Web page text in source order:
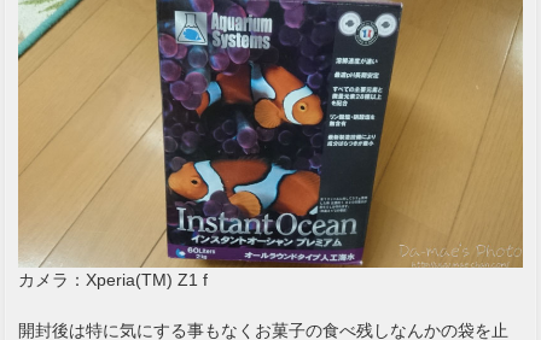
カメラ：Xperia(TM) Z1 f
開封後は特に気にする事もなくお菓子の食べ残しなんかの袋を止